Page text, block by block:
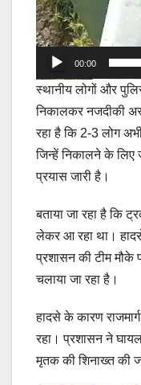
00:00
स्थानीय लोगों और
निकालकर नजदीकी
रहा है कि 2-3 लोग
जिन्हें निकालने के
प्रयास जारी है।
बताया जा रहा है कि
लेकर आ रहा था।
प्रशासन की टीम
चलाया जा रहा है।
हादसे के कारण
रहा। प्रशासन ने
मृतक की शिनाख्त की